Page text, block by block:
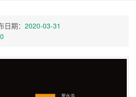
日期： 2020-03-31
0